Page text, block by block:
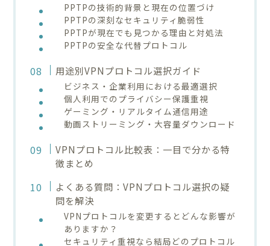
PPTPの技術的背景と現在の位置づけ
PPTPの深刻なセキュリティ脆弱性
PPTPが現在でも見つかる理由と対処法
PPTPの安全な代替プロトコル
用途別VPNプロトコル選択ガイド
ビジネス・企業利用における最適選択
個人利用でのプライバシー保護重視
ゲーミング・リアルタイム通信用途
動画ストリーミング・大容量ダウンロード
VPNプロトコル比較表：一目で分かる特
徴まとめ
よくある質問：VPNプロトコル選択の疑
問を解決
VPNプロトコルを変更するとどんな影響が
ありますか？
セキュリティ重視なら結局どのプロトコル